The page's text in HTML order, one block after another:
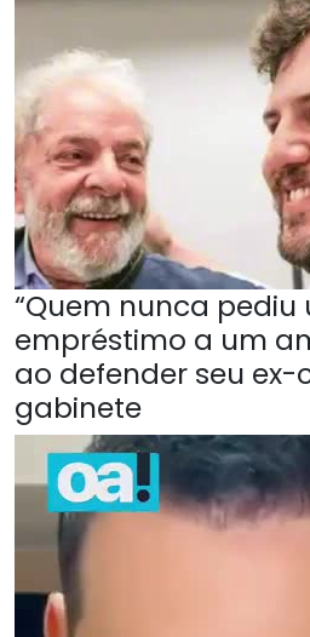
“Quem nunca pediu
empréstimo a um
ao defender seu ex-
gabinete